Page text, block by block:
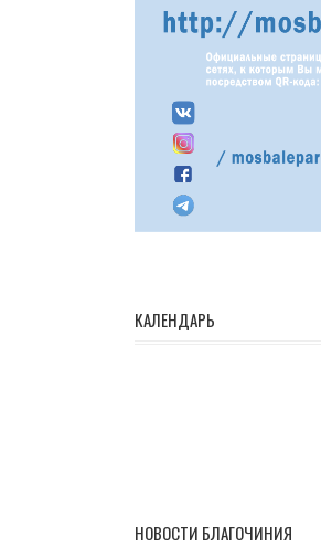
КАЛЕНДАРЬ
НОВОСТИ БЛАГОЧИНИЯ